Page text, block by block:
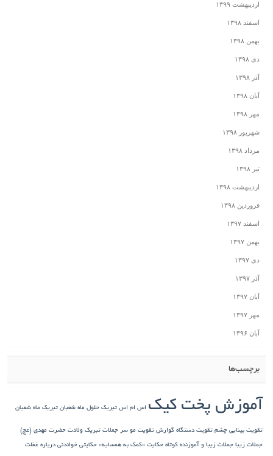
اردیبهشت ۱۳۹۹
اسفند ۱۳۹۸
بهمن ۱۳۹۸
دی ۱۳۹۸
آذر ۱۳۹۸
آبان ۱۳۹۸
مهر ۱۳۹۸
شهریور ۱۳۹۸
مرداد ۱۳۹۸
تیر ۱۳۹۸
اردیبهشت ۱۳۹۸
فروردین ۱۳۹۸
اسفند ۱۳۹۷
بهمن ۱۳۹۷
دی ۱۳۹۷
آذر ۱۳۹۷
آبان ۱۳۹۷
مهر ۱۳۹۷
آبان ۱۳۹۶
برچسب‌ها
آموزش پخت کیک اس ام اس تبریک حلول ماه شعبان تبریک ماه شعبان
تقویت بینایی چشم تقویت دستگاه گوارش تقویت مو سر جملات تبریک ولادت حضرت مهدی (عج)
جملات زیبا جملات زیبا و آموزنده کوتاه حکایت «کمک به همسایه» حکایتی خواندنی درباره غفلت